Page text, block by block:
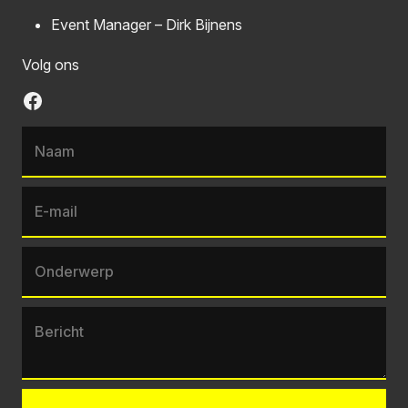
Event Manager – Dirk Bijnens
Volg ons
Facebook
Naam
E-mail
Onderwerp
Bericht